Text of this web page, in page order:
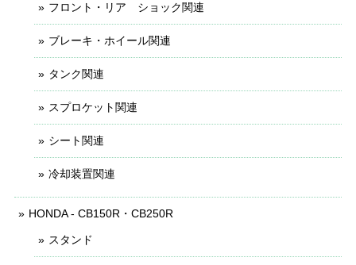
フロント・リア ショック関連
ブレーキ・ホイール関連
タンク関連
スプロケット関連
シート関連
冷却装置関連
HONDA - CB150R・CB250R
スタンド